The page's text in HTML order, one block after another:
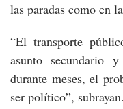
las paradas como en
“El transporte
asunto secundario
durante meses, el
ser político”, subrayan.